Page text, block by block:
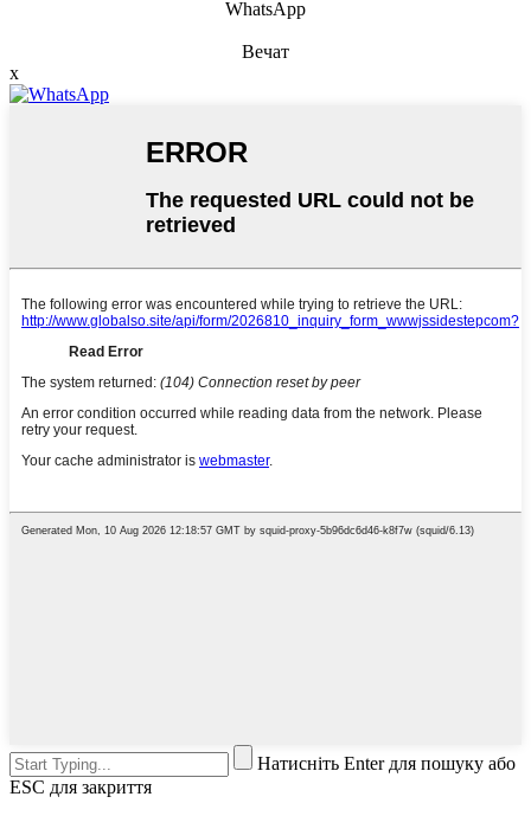
WhatsApp
Вечат
x
Натисніть Enter для пошуку або
ESC для закриття